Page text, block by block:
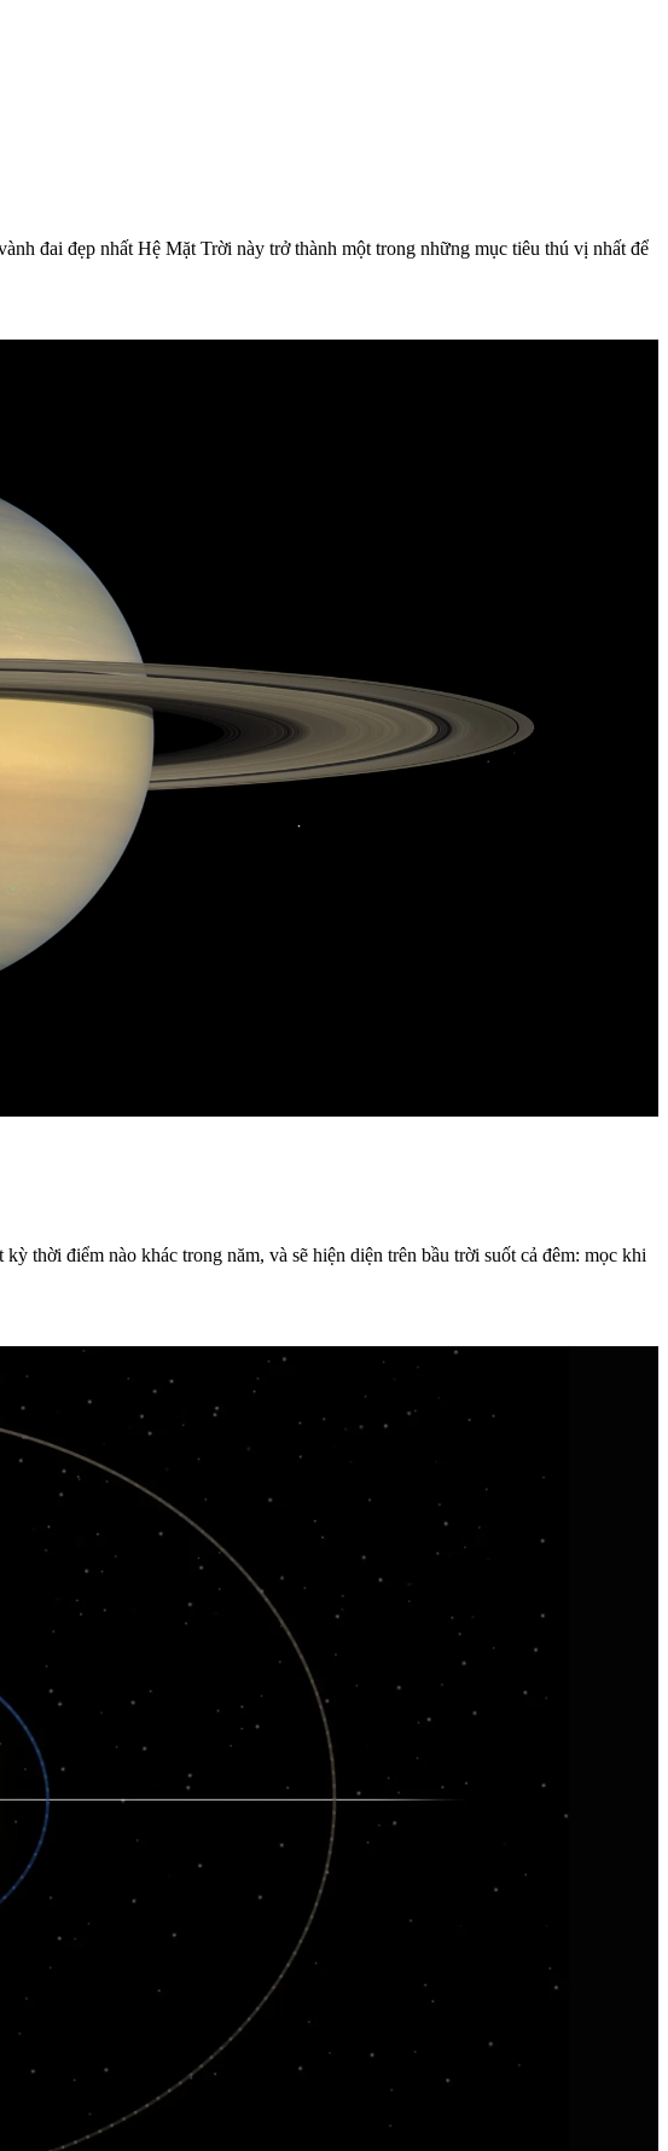
đai đẹp nhất Hệ Mặt Trời này trở thành một trong những mục tiêu thú vị nhất để
thời điểm nào khác trong năm, và sẽ hiện diện trên bầu trời suốt cả đêm: mọc khi